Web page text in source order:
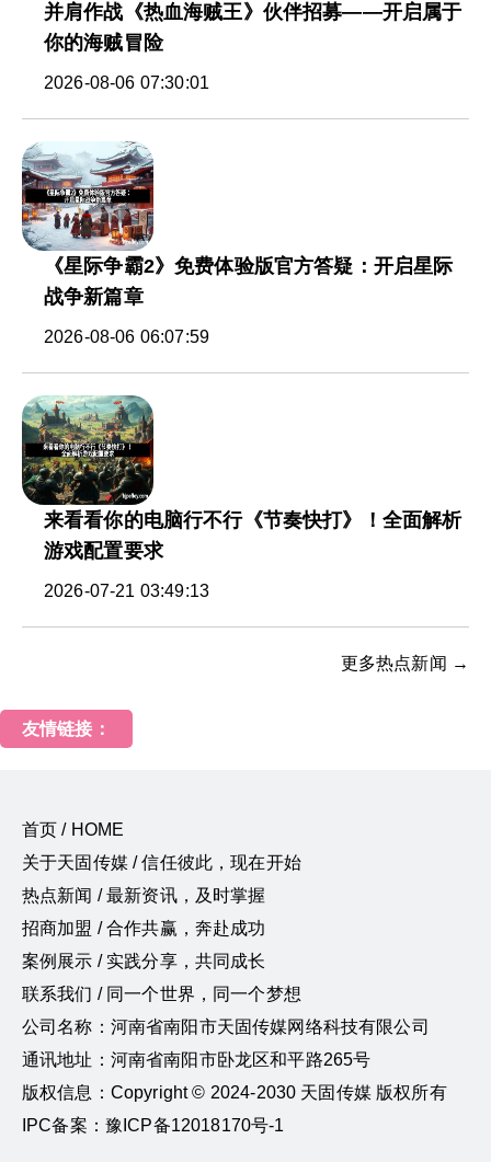
并肩作战《热血海贼王》伙伴招募——开启属于
你的海贼冒险
2026-08-06 07:30:01
《星际争霸2》免费体验版官方答疑：开启星际
战争新篇章
2026-08-06 06:07:59
来看看你的电脑行不行《节奏快打》！全面解析
游戏配置要求
2026-07-21 03:49:13
更多热点新闻 →
友情链接：
首页 / HOME
关于天固传媒 / 信任彼此，现在开始
热点新闻 / 最新资讯，及时掌握
招商加盟 / 合作共赢，奔赴成功
案例展示 / 实践分享，共同成长
联系我们 / 同一个世界，同一个梦想
公司名称：河南省南阳市天固传媒网络科技有限公司
通讯地址：河南省南阳市卧龙区和平路265号
版权信息：Copyright © 2024-2030 天固传媒 版权所有
IPC备案：豫ICP备12018170号-1